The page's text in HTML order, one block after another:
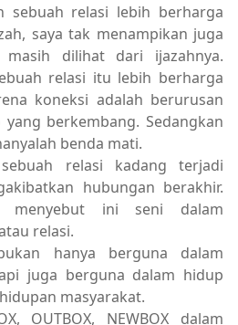
sebuah relasi lebih berharga
saya tak menampikan juga
masih dilihat dari ijazahnya.
relasi itu lebih berharga
koneksi adalah berurusan
berkembang. Sedangkan
benda mati.
relasi kadang terjadi
hubungan berakhir.
menyebut ini seni dalam
relasi.
hanya berguna dalam
juga berguna dalam hidup
masyarakat.
OUTBOX, NEWBOX dalam